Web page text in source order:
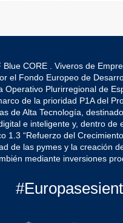
Blue CORE . Viveros de
el Fondo Europeo de
Operativo Plurirregional de
de la prioridad P1A del
de Alta Tecnología,
e inteligente y, dentro de
1.3 “Refuerzo del
de las pymes y la creación
mediante inversiones